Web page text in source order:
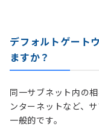
デフォルトゲート
ますか？
同一サブネット内の
ンターネットなど、
一般的です。